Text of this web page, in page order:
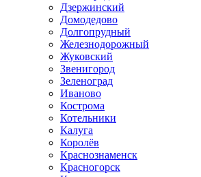
Дзержинский
Домодедово
Долгопрудный
Железнодорожный
Жуковский
Звенигород
Зеленоград
Иваново
Кострома
Котельники
Калуга
Королёв
Краснознаменск
Красногорск